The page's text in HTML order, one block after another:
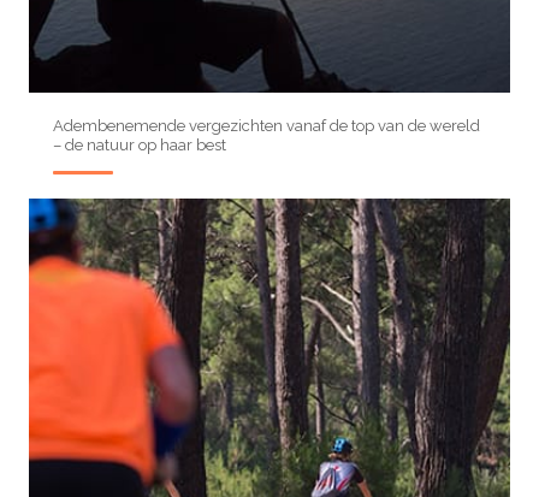
Adembenemende vergezichten vanaf de top van de wereld
– de natuur op haar best